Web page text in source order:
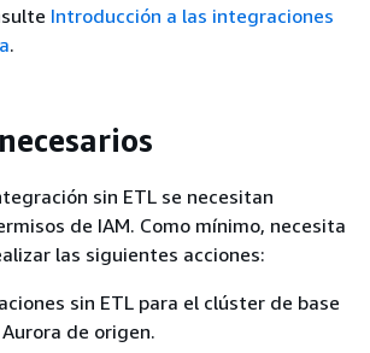
Introducción a las integraciones
.
sin ETL se necesitan
de IAM. Como mínimo, necesita
las siguientes acciones:
sin ETL para el clúster de base
de origen.